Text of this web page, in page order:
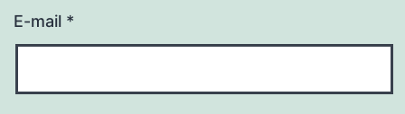
E-mail *